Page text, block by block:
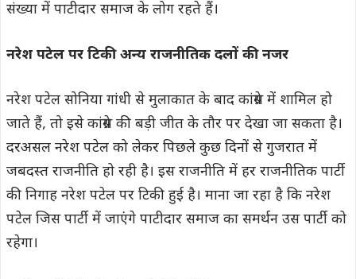
संख्या में पाटीदार समाज के लोग रहते हैं।
नरेश पटेल पर टिकी अन्य राजनीतिक दलों की नजर
नरेश पटेल सोनिया गांधी से मुलाकात के बाद कांग्रेस में शामिल हो
जाते हैं, तो इसे कांग्रेस की बड़ी जीत के तौर पर देखा जा सकता है।
दरअसल नरेश पटेल को लेकर पिछले कुछ दिनों से गुजरात में
जबदस्त राजनीति हो रही है। इस राजनीति में हर राजनीतिक पार्टी
की निगाह नरेश पटेल पर टिकी हुई है। माना जा रहा है कि नरेश
पटेल जिस पार्टी में जाएंगे पाटीदार समाज का समर्थन उस पार्टी को
रहेगा।